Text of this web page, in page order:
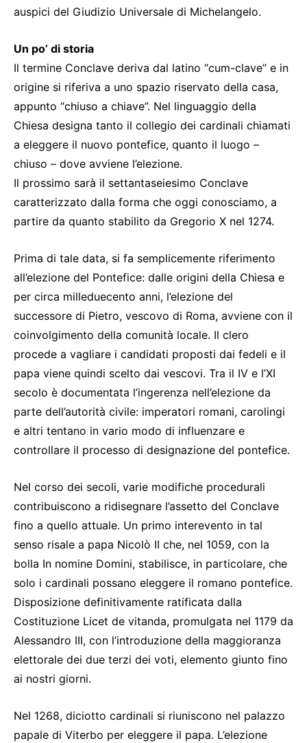
auspici del Giudizio Universale di Michelangelo.
Un po’ di storia
Il termine Conclave deriva dal latino “cum-clave” e in
origine si riferiva a uno spazio riservato della casa,
appunto “chiuso a chiave”. Nel linguaggio della
Chiesa designa tanto il collegio dei cardinali chiamati
a eleggere il nuovo pontefice, quanto il luogo –
chiuso – dove avviene l’elezione.
Il prossimo sarà il settantaseiesimo Conclave
caratterizzato dalla forma che oggi conosciamo, a
partire da quanto stabilito da Gregorio X nel 1274.
Prima di tale data, si fa semplicemente riferimento
all’elezione del Pontefice: dalle origini della Chiesa e
per circa milleduecento anni, l’elezione del
successore di Pietro, vescovo di Roma, avviene con il
coinvolgimento della comunità locale. Il clero
procede a vagliare i candidati proposti dai fedeli e il
papa viene quindi scelto dai vescovi. Tra il IV e l’XI
secolo è documentata l’ingerenza nell’elezione da
parte dell’autorità civile: imperatori romani, carolingi
e altri tentano in vario modo di influenzare e
controllare il processo di designazione del pontefice.
Nel corso dei secoli, varie modifiche procedurali
contribuiscono a ridisegnare l’assetto del Conclave
fino a quello attuale. Un primo interevento in tal
senso risale a papa Nicolò II che, nel 1059, con la
bolla In nomine Domini, stabilisce, in particolare, che
solo i cardinali possano eleggere il romano pontefice.
Disposizione definitivamente ratificata dalla
Costituzione Licet de vitanda, promulgata nel 1179 da
Alessandro III, con l’introduzione della maggioranza
elettorale dei due terzi dei voti, elemento giunto fino
ai nostri giorni.
Nel 1268, diciotto cardinali si riuniscono nel palazzo
papale di Viterbo per eleggere il papa. L’elezione